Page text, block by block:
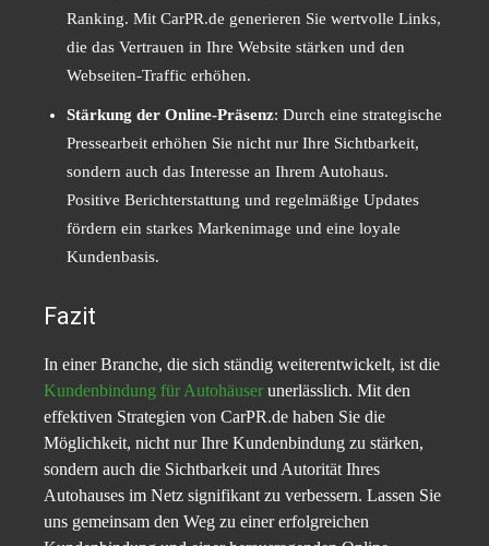
Ranking. Mit CarPR.de generieren Sie wertvolle Links,
die das Vertrauen in Ihre Website stärken und den
Webseiten-Traffic erhöhen.
Stärkung der Online-Präsenz: Durch eine strategische
Pressearbeit erhöhen Sie nicht nur Ihre Sichtbarkeit,
sondern auch das Interesse an Ihrem Autohaus.
Positive Berichterstattung und regelmäßige Updates
fördern ein starkes Markenimage und eine loyale
Kundenbasis.
Fazit
In einer Branche, die sich ständig weiterentwickelt, ist die
Kundenbindung für Autohäuser unerlässlich. Mit den
effektiven Strategien von CarPR.de haben Sie die
Möglichkeit, nicht nur Ihre Kundenbindung zu stärken,
sondern auch die Sichtbarkeit und Autorität Ihres
Autohauses im Netz signifikant zu verbessern. Lassen Sie
uns gemeinsam den Weg zu einer erfolgreichen